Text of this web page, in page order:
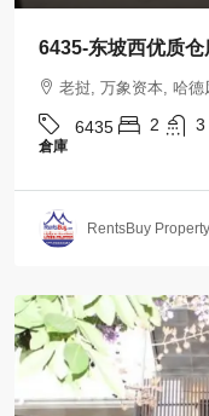
6435-东坡西优质
老挝, 万象资本, 哈德
6435 2 3
倉庫
RentsBuy Property